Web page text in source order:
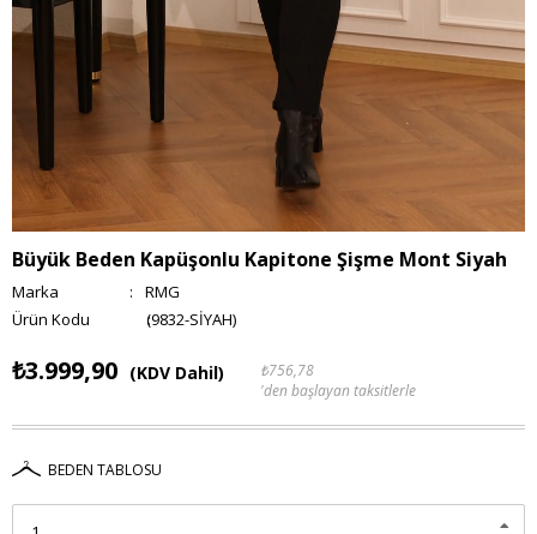
Büyük Beden Kapüşonlu Kapitone Şişme Mont Siyah
Marka :
RMG
(9832-SİYAH)
₺3.999,90 (KDV Dahil)
₺756,78
'den başlayan taksitlerle
BEDEN TABLOSU